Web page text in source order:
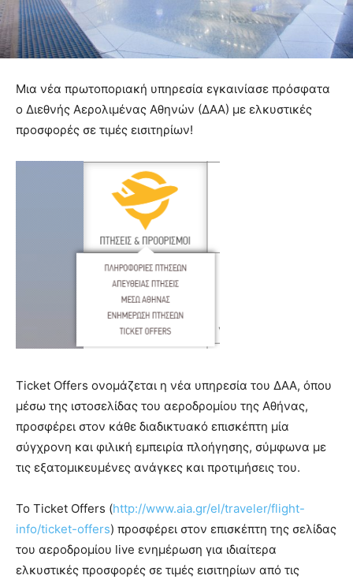
Μια νέα πρωτοποριακή υπηρεσία εγκαινίασε πρόσφατα
ο Διεθνής Αερολιμένας Αθηνών (ΔΑΑ) με ελκυστικές
προσφορές σε τιμές εισιτηρίων!
Ticket Offers ονομάζεται η νέα υπηρεσία του ΔΑΑ, όπου
μέσω της ιστοσελίδας του αεροδρομίου της Αθήνας,
προσφέρει στον κάθε διαδικτυακό επισκέπτη μία
σύγχρονη και φιλική εμπειρία πλοήγησης, σύμφωνα με
τις εξατομικευμένες ανάγκες και προτιμήσεις του.
Το Ticket Offers (http://www.aia.gr/el/traveler/flight-
info/ticket-offers) προσφέρει στον επισκέπτη της σελίδας
του αεροδρομίου live ενημέρωση για ιδιαίτερα
ελκυστικές προσφορές σε τιμές εισιτηρίων από τις